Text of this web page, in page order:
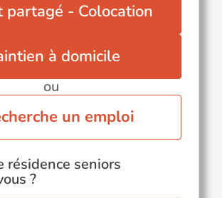
partagé - Colocation
à domicile
ou
un emploi
résidence seniors
?